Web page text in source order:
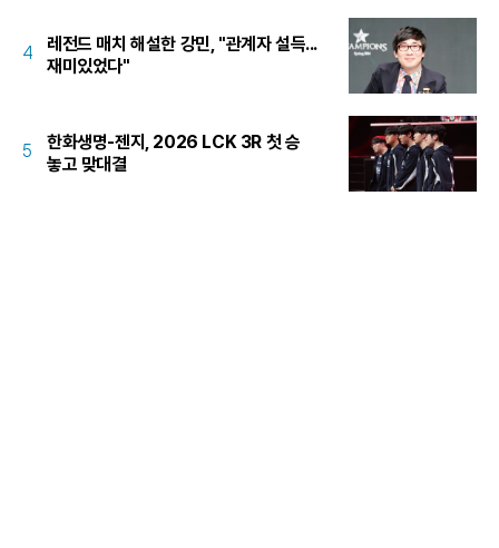
4
레전드 매치 해설한 강민, "관계자 설득...
재미있었다"
5
한화생명-젠지, 2026 LCK 3R 첫 승
놓고 맞대결